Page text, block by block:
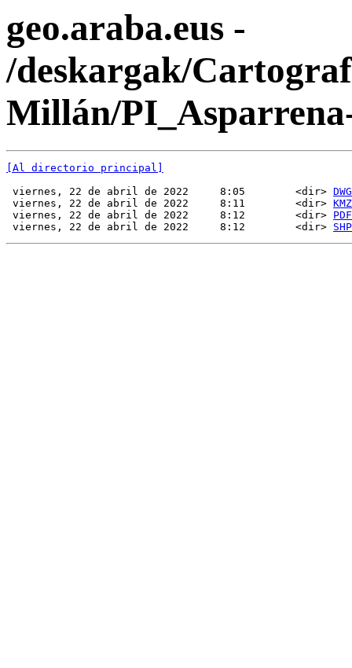
geo.araba.eus -
/deskargak/
Millán/
[Al directorio principal]
viernes, 22 de abril de 2022     8:05        <dir>
viernes, 22 de abril de 2022     8:11        <dir> KMZ
viernes, 22 de abril de 2022     8:12        <dir> PDF
viernes, 22 de abril de 2022     8:12        <dir> SHP